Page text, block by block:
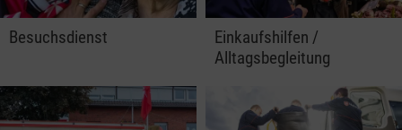
Besuchsdienst
Einkaufshilfen /
Alltagsbegleitung